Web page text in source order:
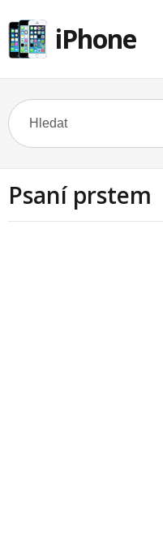
iPhone
Psaní prstem